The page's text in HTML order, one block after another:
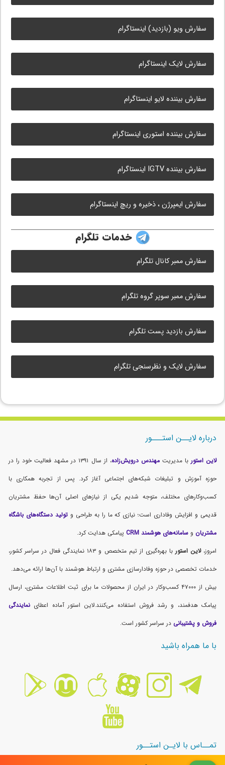
سفارش ویو (بازدید) اینستاگرام
سفارش لایک اینستاگرام
سفارش بیننده لایو اینستاگرام
سفارش بیننده استوری اینستاگرام
سفارش بیننده IGTV اینستاگرام
سفارش ایمپرژن ، ذخیره و ریچ اینستاگرام
خدمات تلگرام
سفارش ممبر کانال تلگرام
سفارش ممبر سوپر گروه تلگرام
سفارش بازدید پست تلگرام
سفارش لایک و نظرسنجی تلگرام